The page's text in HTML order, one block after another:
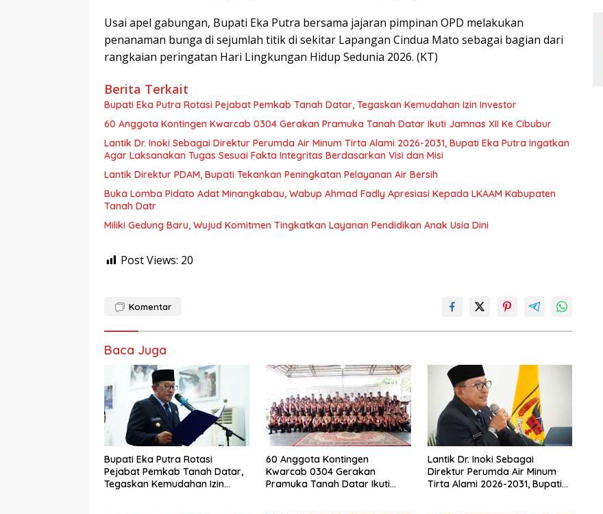
Usai apel gabungan, Bupati Eka Putra bersama jajaran pimpinan OPD melakukan
penanaman bunga di sejumlah titik di sekitar Lapangan Cindua Mato sebagai bagian dari
rangkaian peringatan Hari Lingkungan Hidup Sedunia 2026. (KT)
Berita Terkait
Bupati Eka Putra Rotasi Pejabat Pemkab Tanah Datar, Tegaskan Kemudahan Izin Investor
60 Anggota Kontingen Kwarcab 0304 Gerakan Pramuka Tanah Datar Ikuti Jamnas XII Ke Cibubur
Lantik Dr. Inoki Sebagai Direktur Perumda Air Minum Tirta Alami 2026-2031, Bupati Eka Putra Ingatkan
Agar Laksanakan Tugas Sesuai Fakta Integritas Berdasarkan Visi dan Misi
Lantik Direktur PDAM, Bupati Tekankan Peningkatan Pelayanan Air Bersih
Buka Lomba Pidato Adat Minangkabau, Wabup Ahmad Fadly Apresiasi Kepada LKAAM Kabupaten
Tanah Datr
Miliki Gedung Baru, Wujud Komitmen Tingkatkan Layanan Pendidikan Anak Usia Dini
Post Views: 20
Komentar
Baca Juga
Bupati Eka Putra Rotasi
Pejabat Pemkab Tanah Datar,
Tegaskan Kemudahan Izin
60 Anggota Kontingen
Kwarcab 0304 Gerakan
Pramuka Tanah Datar Ikuti
Lantik Dr. Inoki Sebagai
Direktur Perumda Air Minum
Tirta Alami 2026-2031, Bupati